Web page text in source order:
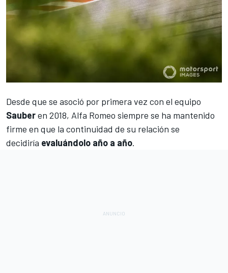
Desde que se asoció por primera vez con el equipo
Sauberen 2018, Alfa Romeo siempre se ha mantenido
firme en que la continuidad de su relación se
decidiría evaluándolo año a año.